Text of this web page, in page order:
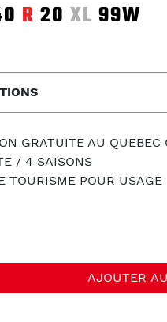
R 20 XL 99W
GRATUITE AU QUEBEC
/ 4 SAISONS
TOURISME POUR USAGE
AJOUTER